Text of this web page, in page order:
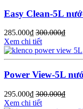
Easy Clean-5L
285.000₫ 300.000₫
Xem chi tiết
Power View-5L
295.000₫ 300.000₫
Xem chi tiết